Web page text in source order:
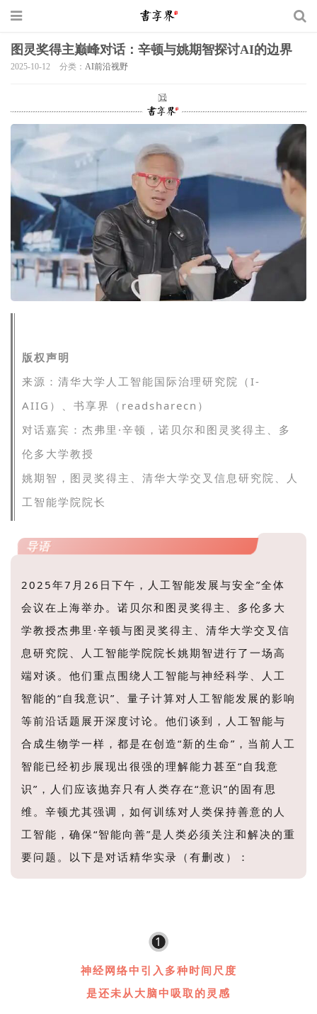
图灵奖得主巅峰对话：辛顿与姚期智探讨AI的边界
2025-10-12 分类： AI前沿视野
版权声明
来源：清华大学人工智能国际治理研究院（I-
AIIG）
、书享界（readsharecn）
对话嘉宾：杰弗里·辛顿，诺贝尔和图灵奖得主、多
伦多大学教授
姚期智， 图灵奖得主、清华大学交叉信息研究院、人
工智能学院院长
导语
2025年7月26日下午，人工智能发展与安全”全体
会议在上海举办。诺贝尔和图灵奖得主、多伦多大
学教授杰弗里·辛顿与图灵奖得主、清华大学交叉信
息研究院、人工智能学院院长姚期智进行了一场高
端对谈。他们重点围绕人工智能与神经科学、人工
智能的“自我意识”、量子计算对人工智能发展的影响
等前沿话题展开深度讨论。他们谈到，人工智能与
合成生物学一样，都是在创造“新的生命”，当前人工
智能已经初步展现出很强的理解能力甚至“自我意
识”，人们应该抛弃只有人类存在“意识”的固有思
维。辛顿尤其强调，如何训练对人类保持善意的人
工智能，确保“智能向善”是人类必须关注和解决的重
要问题。以下是对话精华实录（有删改）：
1
神经网络中引入多种时间尺度
是还未从大脑中吸取的灵感